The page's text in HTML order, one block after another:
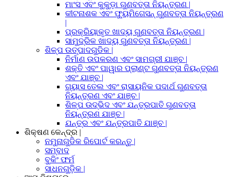
ମାଂସ ଏବଂ କୁକୁଡ଼ା ଗୁଣବତ୍ତା ନିୟନ୍ତ୍ରଣ |
କୀଟନାଶକ ଏବଂ ଫ୍ୟୁମିଗେସନ୍ ଗୁଣବତ୍ତା ନିୟନ୍ତ୍ରଣ
|
ପ୍ରକ୍ରିୟାକୃତ ଖାଦ୍ୟ ଗୁଣବତ୍ତା ନିୟନ୍ତ୍ରଣ |
ସାମୁଦ୍ରିକ ଖାଦ୍ୟ ଗୁଣବତ୍ତା ନିୟନ୍ତ୍ରଣ |
ଶିଳ୍ପ ଉତ୍ପାଦଗୁଡିକ |
ନିର୍ମାଣ ଉପକରଣ ଏବଂ ସାମଗ୍ରୀ ଯାଞ୍ଚ |
ଶକ୍ତି ଏବଂ ପାୱାର ପ୍ଲାଣ୍ଟ ଗୁଣବତ୍ତା ନିୟନ୍ତ୍ରଣ
ଏବଂ ଯାଞ୍ଚ |
ଗ୍ୟାସ ତେଲ ଏବଂ ରାସାୟନିକ ପଦାର୍ଥ ଗୁଣବତ୍ତା
ନିୟନ୍ତ୍ରଣ ଏବଂ ଯାଞ୍ଚ |
ଶିଳ୍ପ ଉଦ୍ଭିଦ ଏବଂ ଯନ୍ତ୍ରପାତି ଗୁଣବତ୍ତା
ନିୟନ୍ତ୍ରଣ ଯାଞ୍ଚ |
ଯନ୍ତ୍ର ଏବଂ ଯନ୍ତ୍ରପାତି ଯାଞ୍ଚ |
ଶିକ୍ଷଣ କେନ୍ଦ୍ର |
ନମୁନାଗୁଡିକ ରିପୋର୍ଟ କରନ୍ତୁ |
ସମ୍ବାଦ
ବୁକିଂ ଫର୍ମ
ସାଧନଗୁଡ଼ିକ |